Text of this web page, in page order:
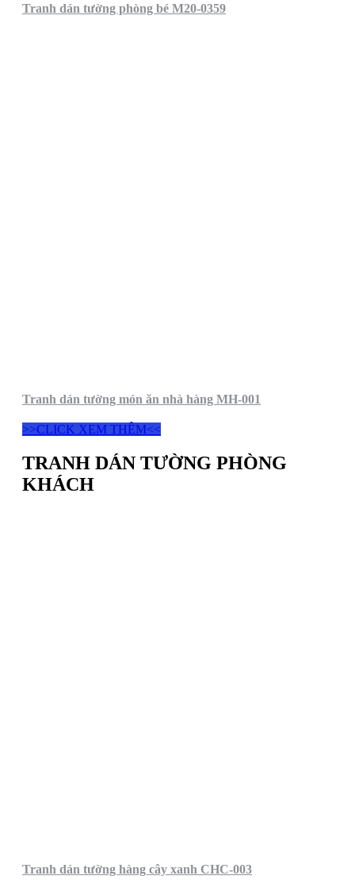
Tranh dán tường phòng bé M20-0359
Tranh dán tường món ăn nhà hàng MH-001
>>CLICK XEM THÊM<<
TRANH DÁN TƯỜNG PHÒNG
KHÁCH
Tranh dán tường hàng cây xanh CHC-003